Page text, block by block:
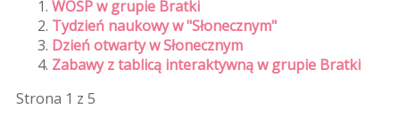
WOŚP w grupie Bratki
Tydzień naukowy w "Słonecznym"
Dzień otwarty w Słonecznym
Zabawy z tablicą interaktywną w grupie Bratki
Strona 1 z 5